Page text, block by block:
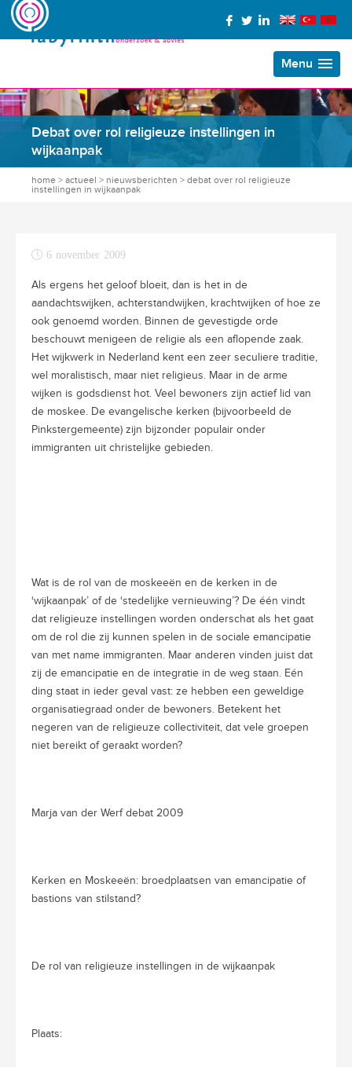
Menu
Debat over rol religieuze instellingen in
wijkaanpak
home > actueel > nieuwsberichten > debat over rol religieuze
instellingen in wijkaanpak
6 november 2009
Als ergens het geloof bloeit, dan is het in de
aandachtswijken, achterstandwijken, krachtwijken of hoe ze
ook genoemd worden. Binnen de gevestigde orde
beschouwt menigeen de religie als een aflopende zaak.
Het wijkwerk in Nederland kent een zeer seculiere traditie,
wel moralistisch, maar niet religieus. Maar in de arme
wijken is godsdienst hot. Veel bewoners zijn actief lid van
de moskee. De evangelische kerken (bijvoorbeeld de
Pinkstergemeente) zijn bijzonder populair onder
immigranten uit christelijke gebieden.
Wat is de rol van de moskeeën en de kerken in de
‘wijkaanpak’ of de ‘stedelijke vernieuwing’? De één vindt
dat religieuze instellingen worden onderschat als het gaat
om de rol die zij kunnen spelen in de sociale emancipatie
van met name immigranten. Maar anderen vinden juist dat
zij de emancipatie en de integratie in de weg staan. Eén
ding staat in ieder geval vast: ze hebben een geweldige
organisatiegraad onder de bewoners. Betekent het
negeren van de religieuze collectiviteit, dat vele groepen
niet bereikt of geraakt worden?
Marja van der Werf debat 2009
Kerken en Moskeeën: broedplaatsen van emancipatie of
bastions van stilstand?
De rol van religieuze instellingen in de wijkaanpak
Plaats: